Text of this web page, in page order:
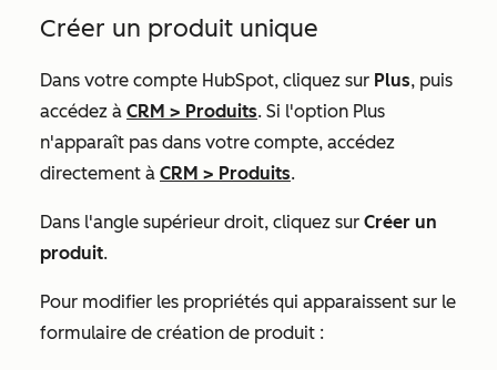
Créer un produit unique
Dans votre compte HubSpot, cliquez sur Plus, puis
accédez à CRM > Produits. Si l'option Plus
n'apparaît pas dans votre compte, accédez
directement à CRM > Produits.
Dans l'angle supérieur droit, cliquez sur Créer un
produit.
Pour modifier les propriétés qui apparaissent sur le
formulaire de création de produit :